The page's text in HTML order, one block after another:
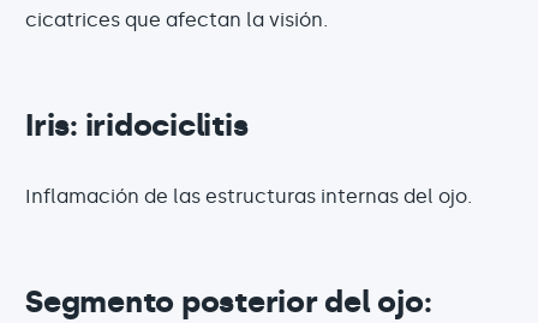
cicatrices que afectan la visión.
Iris: iridociclitis
Inflamación de las estructuras internas del ojo.
Segmento posterior del ojo: